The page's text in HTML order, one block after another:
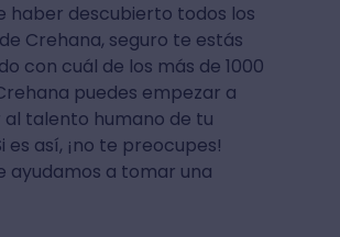
haber descubierto todos los
Crehana, seguro te estás
con cuál de los más de 1000
puedes empezar a
talento humano de tu
es así, ¡no te preocupes!
ayudamos a tomar una